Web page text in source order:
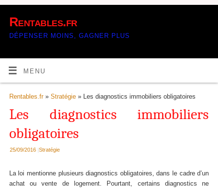
Rentables.fr
DÉPENSER MOINS, GAGNER PLUS
MENU
Rentables.fr» Stratégie» Les diagnostics immobiliers obligatoires
Les diagnostics immobiliers
obligatoires
25/09/2016 |Stratégie
La loi mentionne plusieurs diagnostics obligatoires, dans le cadre d’un
achat ou vente de logement. Pourtant, certains diagnostics ne